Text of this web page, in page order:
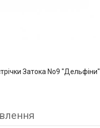
Затока No9 "Дельфіни"